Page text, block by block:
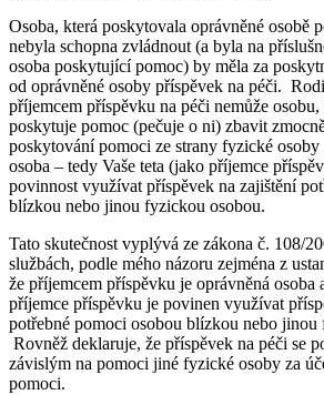
Osoba, která poskytovala oprávněné osobě
nebyla schopna zvládnout (a byla na
osoba poskytující pomoc) by měla za
od oprávněné osoby příspěvek na péči.
příjemcem příspěvku na péči nemůže
poskytuje pomoc (pečuje o ni) zbavit
poskytování pomoci ze strany fyzické osoby
osoba – tedy Vaše teta (jako příjemce
povinnost využívat příspěvek na zajištění
blízkou nebo jinou fyzickou osobou.
Tato skutečnost vyplývá ze zákona č. 108/
službách, podle mého názoru zejména z
že příjemcem příspěvku je oprávněná osoba
příjemce příspěvku je povinen využívat
potřebné pomoci osobou blízkou nebo
Rovněž deklaruje, že příspěvek na péči se
závislým na pomoci jiné fyzické osoby za
pomoci.